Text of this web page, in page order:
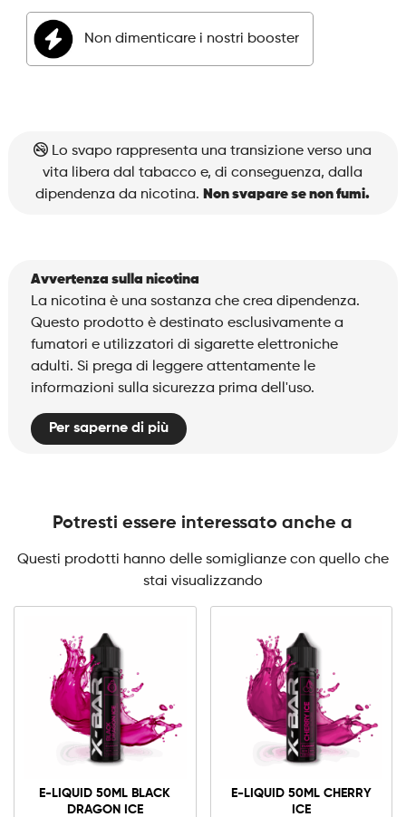
Cigarillo
Blend
quantità
Non dimenticare i nostri booster
Lo svapo rappresenta una transizione verso una
vita libera dal tabacco e, di conseguenza, dalla
dipendenza da nicotina. Non svapare se non fumi.
Avvertenza sulla nicotina
La nicotina è una sostanza che crea dipendenza.
Questo prodotto è destinato esclusivamente a
fumatori e utilizzatori di sigarette elettroniche
adulti. Si prega di leggere attentamente le
informazioni sulla sicurezza prima dell'uso.
Per saperne di più
Potresti essere interessato anche a
Questi prodotti hanno delle somiglianze con quello che
stai visualizzando
E-LIQUID 50ML BLACK
DRAGON ICE
E-LIQUID 50ML CHERRY
ICE